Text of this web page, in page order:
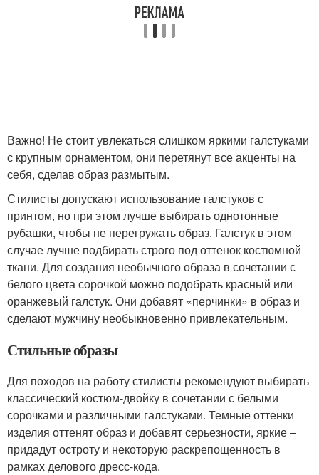
Важно! Не стоит увлекаться слишком яркими галстуками
с крупным орнаментом, они перетянут все акценты на
себя, сделав образ размытым.
Стилисты допускают использование галстуков с
принтом, но при этом лучше выбирать однотонные
рубашки, чтобы не перегружать образ. Галстук в этом
случае лучше подбирать строго под оттенок костюмной
ткани. Для создания необычного образа в сочетании с
белого цвета сорочкой можно подобрать красный или
оранжевый галстук. Они добавят «перчинки» в образ и
сделают мужчину необыкновенно привлекательным.
Стильные образы
Для походов на работу стилисты рекомендуют выбирать
классический костюм-двойку в сочетании с белыми
сорочками и различными галстуками. Темные оттенки
изделия оттенят образ и добавят серьезности, яркие –
придадут остроту и некоторую раскрепощенность в
рамках делового дресс-кода.